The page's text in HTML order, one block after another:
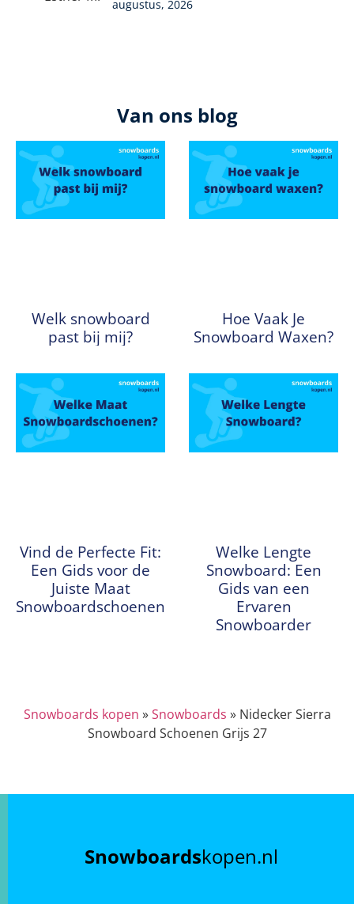
augustus, 2026
Van ons blog
Welk snowboard
past bij mij?
Hoe Vaak Je
Snowboard Waxen?
Vind de Perfecte Fit:
Een Gids voor de
Juiste Maat
Snowboardschoenen
Welke Lengte
Snowboard: Een
Gids van een
Ervaren
Snowboarder
Snowboards kopen »Snowboards » Nidecker Sierra
Snowboard Schoenen Grijs 27
Snowboardskopen.nl